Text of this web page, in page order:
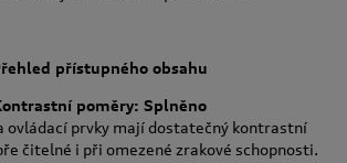
přístupného obsahu
poměry: Splněno
ovládací prvky mají dostatečný kontrastní
čitelné i při omezené zrakové schopnosti.